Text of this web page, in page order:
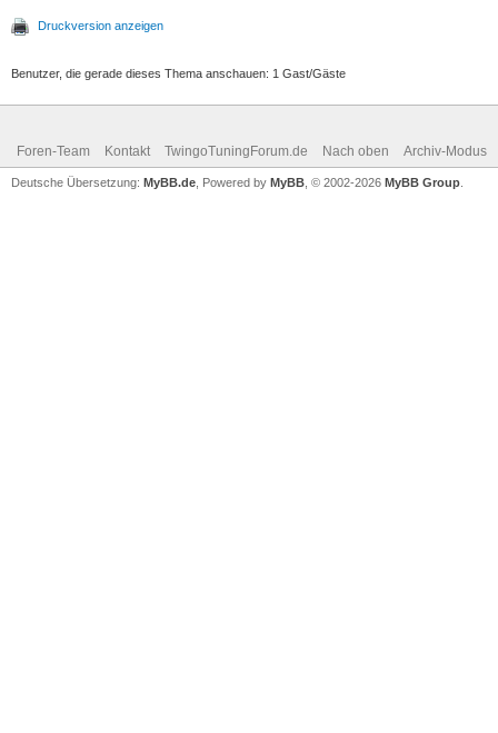
Druckversion anzeigen
Benutzer, die gerade dieses Thema anschauen: 1 Gast/Gäste
Foren-Team Kontakt TwingoTuningForum.de Nach oben Archiv-Modus
Deutsche Übersetzung: MyBB.de , Powered by MyBB , © 2002-2026 MyBB Group